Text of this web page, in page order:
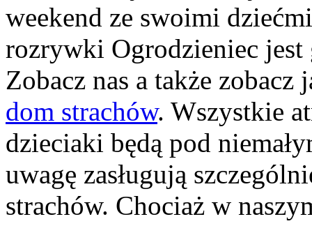
weekend ze swoimi
rozrywki Ogrodzieniec
Zobacz nas a także
dom strachów. Wszystkie
dzieciaki będą pod
uwagę zasługują
strachów. Chociaż w